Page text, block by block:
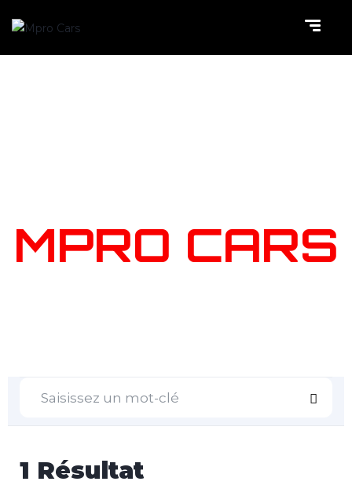
MPRO CARS
1 Résultat